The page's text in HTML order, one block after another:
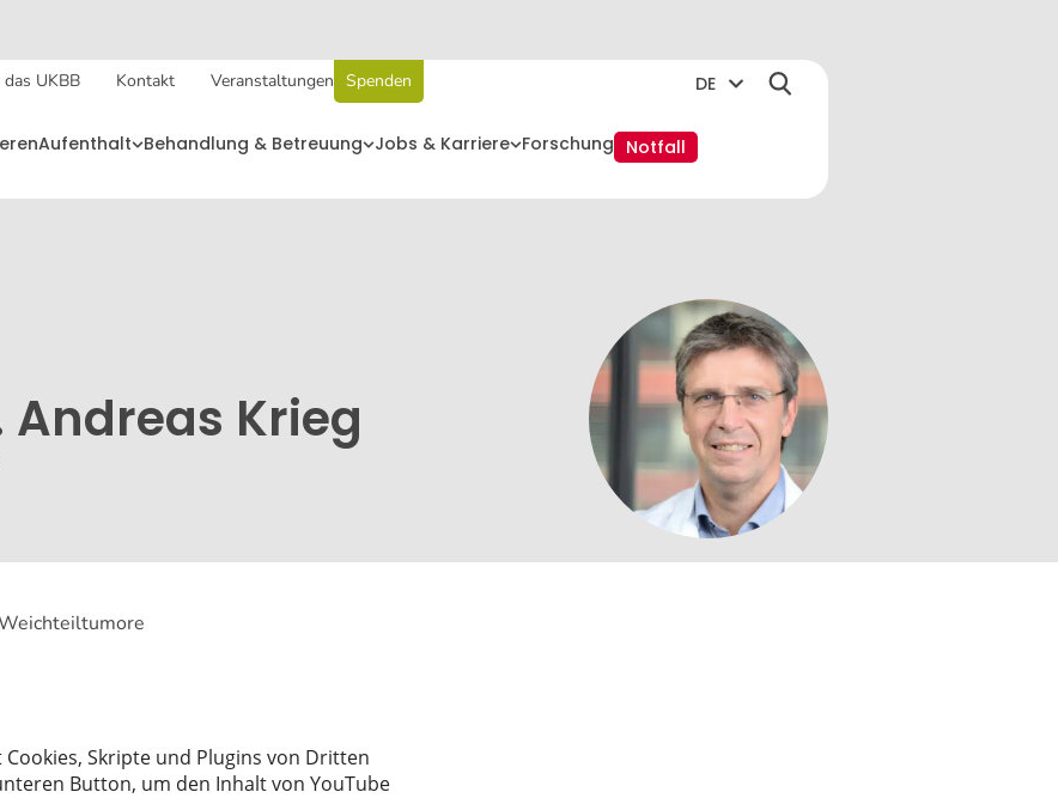
das UKBB Kontakt Veranstaltungen Spenden DE
Aufenthalt Behandlung & Betreuung Jobs & Karriere Forschung Notfall
Andreas Krieg